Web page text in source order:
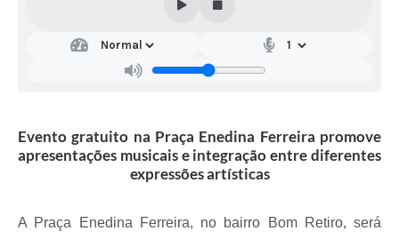
Evento gratuito na Praça Enedina Ferreira promove
apresentações musicais e integração entre diferentes
expressões artísticas
A Praça Enedina Ferreira, no bairro Bom Retiro, será